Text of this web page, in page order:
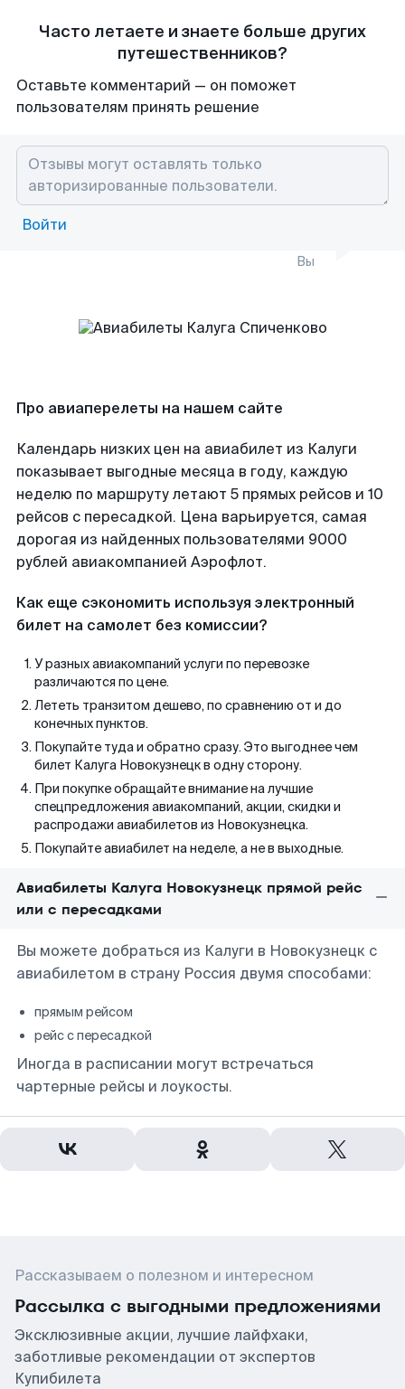
Часто летаете и знаете больше других
путешественников?
Оставьте комментарий — он поможет
пользователям принять решение
Войти
Вы
Про авиаперелеты на нашем сайте
Календарь низких цен на авиабилет из Калуги
показывает выгодные месяца в году, каждую
неделю по маршруту летают 5 прямых рейсов и 10
рейсов с пересадкой. Цена варьируется, самая
дорогая из найденных пользователями 9000
рублей авиакомпанией Аэрофлот.
Как еще сэкономить используя электронный
билет на самолет без комиссии?
У разных авиакомпаний услуги по перевозке
различаются по цене.
Лететь транзитом дешево, по сравнению от и до
конечных пунктов.
Покупайте туда и обратно сразу. Это выгоднее чем
билет Калуга Новокузнецк в одну сторону.
При покупке обращайте внимание на лучшие
спецпредложения авиакомпаний, акции, скидки и
распродажи авиабилетов из Новокузнецка.
Покупайте авиабилет на неделе, а не в выходные.
Авиабилеты Калуга Новокузнецк прямой рейс
или с пересадками
Вы можете добраться из Калуги в Новокузнецк с
авиабилетом в страну Россия двумя способами:
прямым рейсом
рейс с пересадкой
Иногда в расписании могут встречаться
чартерные рейсы и лоукосты.
Рассказываем о полезном и интересном
Рассылка с выгодными предложениями
Эксклюзивные акции, лучшие лайфхаки,
заботливые рекомендации от экспертов
Купибилета